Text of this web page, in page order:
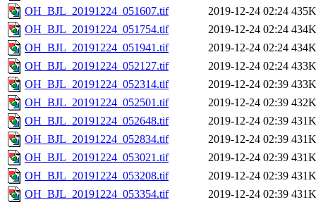
OH_BJL_20191224_051607.tif
2019-12-24 02:24 435K
OH_BJL_20191224_051754.tif
2019-12-24 02:24 434K
OH_BJL_20191224_051941.tif
2019-12-24 02:24 434K
OH_BJL_20191224_052127.tif
2019-12-24 02:24 433K
OH_BJL_20191224_052314.tif
2019-12-24 02:39 433K
OH_BJL_20191224_052501.tif
2019-12-24 02:39 432K
OH_BJL_20191224_052648.tif
2019-12-24 02:39 431K
OH_BJL_20191224_052834.tif
2019-12-24 02:39 431K
OH_BJL_20191224_053021.tif
2019-12-24 02:39 431K
OH_BJL_20191224_053208.tif
2019-12-24 02:39 431K
OH_BJL_20191224_053354.tif
2019-12-24 02:39 431K